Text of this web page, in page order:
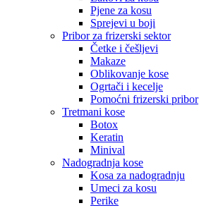
Pjene za kosu
Sprejevi u boji
Pribor za frizerski sektor
Četke i češljevi
Makaze
Oblikovanje kose
Ogrtači i kecelje
Pomoćni frizerski pribor
Tretmani kose
Botox
Keratin
Minival
Nadogradnja kose
Kosa za nadogradnju
Umeci za kosu
Perike